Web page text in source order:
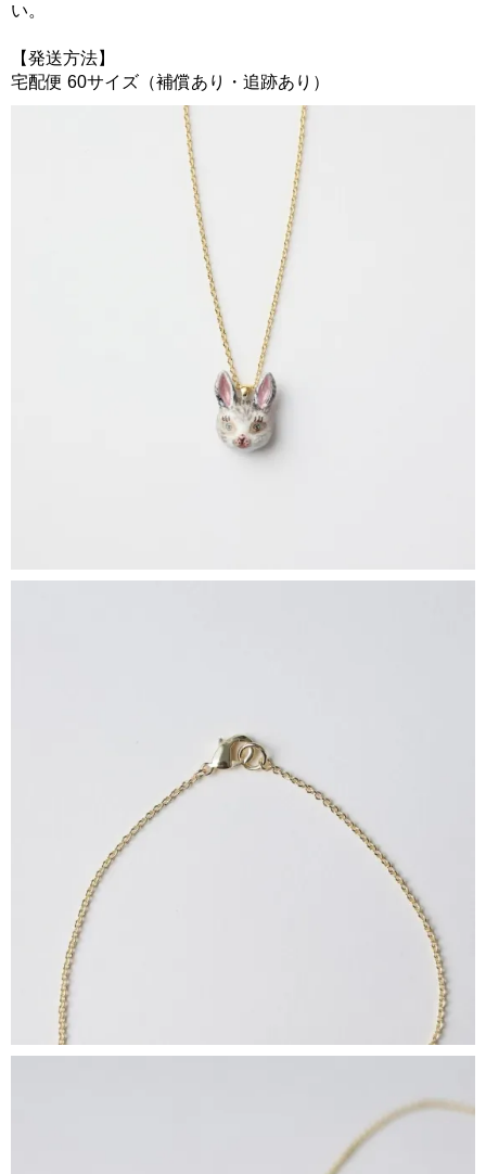
い。
【発送方法】
宅配便 60サイズ（補償あり・追跡あり）